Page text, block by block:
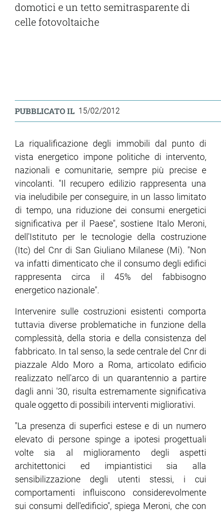
domotici e un tetto semitrasparente di
celle fotovoltaiche
PUBBLICATO IL 15/02/2012
La riqualificazione degli immobili dal punto di
vista energetico impone politiche di intervento,
nazionali e comunitarie, sempre più precise e
vincolanti. "Il recupero edilizio rappresenta una
via ineludibile per conseguire, in un lasso limitato
di tempo, una riduzione dei consumi energetici
significativa per il Paese", sostiene Italo Meroni,
dell'Istituto per le tecnologie della costruzione
(Itc) del Cnr di San Giuliano Milanese (Mi). "Non
va infatti dimenticato che il consumo degli edifici
rappresenta circa il 45% del fabbisogno
energetico nazionale".
Intervenire sulle costruzioni esistenti comporta
tuttavia diverse problematiche in funzione della
complessità, della storia e della consistenza del
fabbricato. In tal senso, la sede centrale del Cnr di
piazzale Aldo Moro a Roma, articolato edificio
realizzato nell'arco di un quarantennio a partire
dagli anni '30, risulta estremamente significativa
quale oggetto di possibili interventi migliorativi.
"La presenza di superfici estese e di un numero
elevato di persone spinge a ipotesi progettuali
volte sia al miglioramento degli aspetti
architettonici ed impiantistici sia alla
sensibilizzazione degli utenti stessi, i cui
comportamenti influiscono considerevolmente
sui consumi dell'edificio", spiega Meroni, che con